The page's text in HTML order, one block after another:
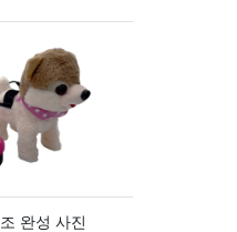
완성 사진